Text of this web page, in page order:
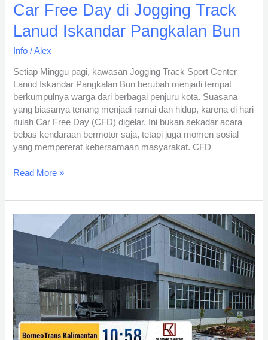
Car Free Day di Jogging Track
Lanud Iskandar Pangkalan Bun
Info /Alex
Setiap Minggu pagi, kawasan Jogging Track Sport Center
Lanud Iskandar Pangkalan Bun berubah menjadi tempat
berkumpulnya warga dari berbagai penjuru kota. Suasana
yang biasanya tenang menjadi ramai dan hidup, karena di hari
itulah Car Free Day (CFD) digelar. Ini bukan sekadar acara
bebas kendaraan bermotor saja, tetapi juga momen sosial
yang mempererat kebersamaan masyarakat. CFD
Read More »
Nyaman
Menuju
Hanau
Bersama
CV.
Borneo
Transport
Rental